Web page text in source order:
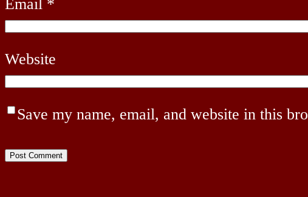
Email *
Website
Save my name, email, and website in this